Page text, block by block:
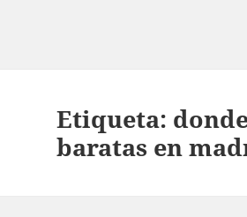
Etiqueta:
baratas en